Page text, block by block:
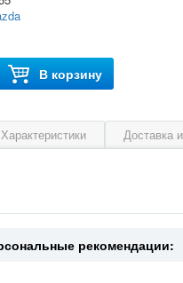
В корзину
Характеристики Доставка
рекомендации: